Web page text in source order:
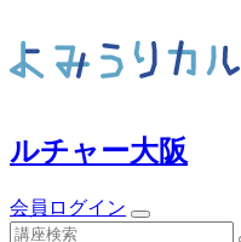
ルチャー大阪
会員ログイン